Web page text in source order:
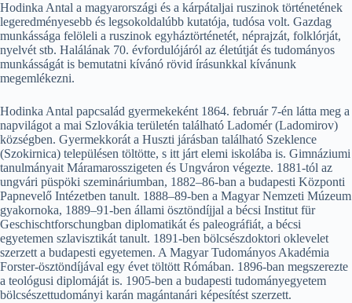
Hodinka Antal a magyarországi és a kárpátaljai ruszinok történetének
legeredményesebb és legsokoldalúbb kutatója, tudósa volt. Gazdag
munkássága felöleli a ruszinok egyháztörténetét, néprajzát, folklórját,
nyelvét stb. Halálának 70. évfordulójáról az életútját és tudományos
munkásságát is bemutatni kívánó rövid írásunkkal kívánunk
megemlékezni.
Hodinka Antal papcsalád gyermekeként 1864. február 7-én látta meg a
napvilágot a mai Szlovákia területén található Ladomér (Ladomirov)
községben. Gyermekkorát a Huszti járásban található Szeklence
(Szokirnica) településen töltötte, s itt járt elemi iskolába is. Gimnáziumi
tanulmányait Máramarosszigeten és Ungváron végezte. 1881-tól az
ungvári püspöki szemináriumban, 1882–86-ban a budapesti Központi
Papnevelő Intézetben tanult. 1888–89-ben a Magyar Nemzeti Múzeum
gyakornoka, 1889–91-ben állami ösztöndíjjal a bécsi Institut für
Geschischtforschungban diplomatikát és paleográfiát, a bécsi
egyetemen szlavisztikát tanult. 1891-ben bölcsészdoktori oklevelet
szerzett a budapesti egyetemen. A Magyar Tudományos Akadémia
Forster-ösztöndíjával egy évet töltött Rómában. 1896-ban megszerezte
a teológusi diplomáját is. 1905-ben a budapesti tudományegyetem
bölcsészettudományi karán magántanári képesítést szerzett.